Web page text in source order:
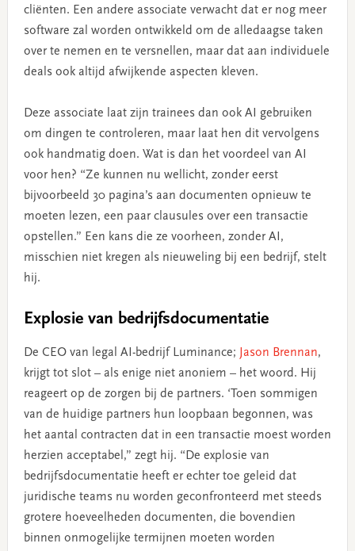
cliënten. Een andere associate verwacht dat er nog meer
software zal worden ontwikkeld om de alledaagse taken
over te nemen en te versnellen, maar dat aan individuele
deals ook altijd afwijkende aspecten kleven.
Deze associate laat zijn trainees dan ook AI gebruiken
om dingen te controleren, maar laat hen dit vervolgens
ook handmatig doen. Wat is dan het voordeel van AI
voor hen? “Ze kunnen nu wellicht, zonder eerst
bijvoorbeeld 30 pagina’s aan documenten opnieuw te
moeten lezen, een paar clausules over een transactie
opstellen.” Een kans die ze voorheen, zonder AI,
misschien niet kregen als nieuweling bij een bedrijf, stelt
hij.
Explosie van bedrijfsdocumentatie
De CEO van legal AI-bedrijf Luminance; Jason Brennan,
krijgt tot slot – als enige niet anoniem – het woord. Hij
reageert op de zorgen bij de partners. ‘Toen sommigen
van de huidige partners hun loopbaan begonnen, was
het aantal contracten dat in een transactie moest worden
herzien acceptabel,” zegt hij. “De explosie van
bedrijfsdocumentatie heeft er echter toe geleid dat
juridische teams nu worden geconfronteerd met steeds
grotere hoeveelheden documenten, die bovendien
binnen onmogelijke termijnen moeten worden